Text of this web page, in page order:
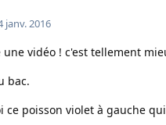
janv. 2016
une vidéo ! c'est tellement
bac.
ce poisson violet à gauche